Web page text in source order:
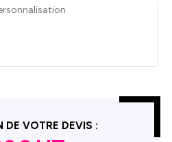
DE VOTRE DEVIS :